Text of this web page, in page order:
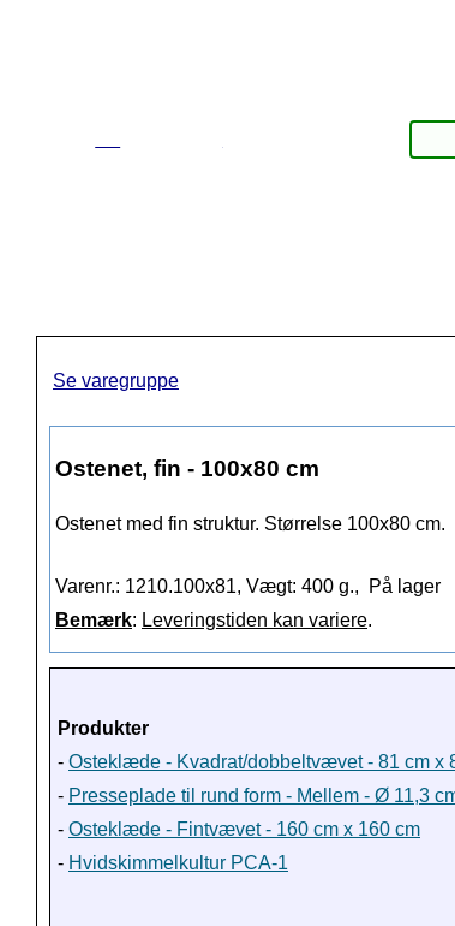
Se varegruppe
Ostenet, fin - 100x80 cm
Ostenet med fin struktur. Størrelse 100x80 cm.
Varenr.: 1210.100x81, Vægt: 400 g.,
På lager
Bemærk: Leveringstiden kan variere.
Produkter
- Osteklæde - Kvadrat/dobbeltvævet - 81 cm x
- Presseplade til rund form - Mellem - Ø 11,3
- Osteklæde - Fintvævet - 160 cm x 160 cm
- Hvidskimmelkultur PCA-1